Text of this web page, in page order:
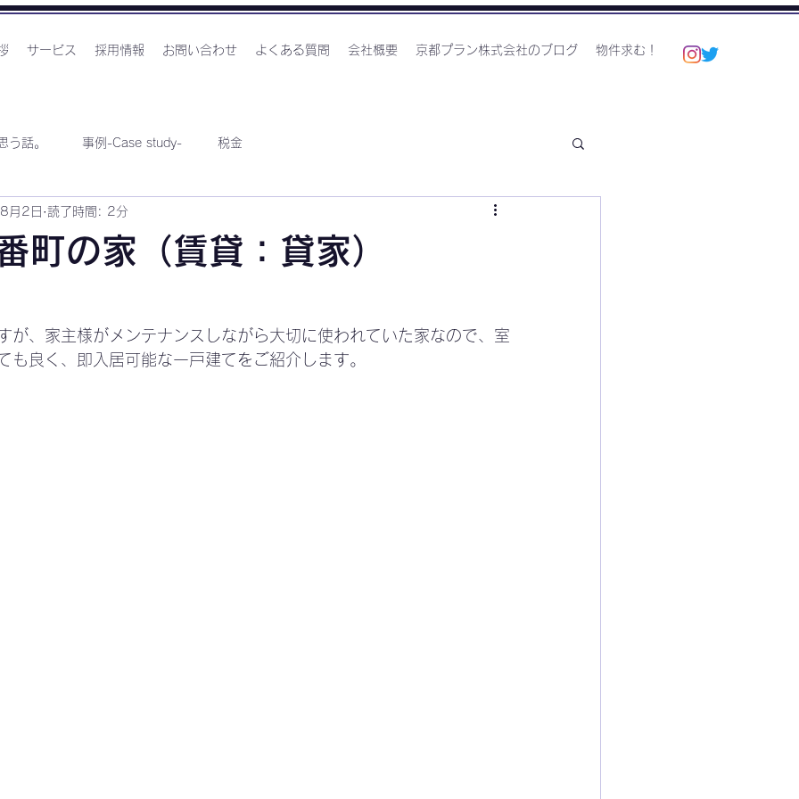
サービス 採用情報 お問い合わせ よくある質問 会社概要 京都プラン株式会社のブログ 物件求む！
う話。 事例-Case study- 税金
町の家（賃貸：貸家）
月2日 読了時間: 2分
が、家主様がメンテナンスしながら大切に使われていた家なので、室
も良く、即入居可能な一戸建てをご紹介します。